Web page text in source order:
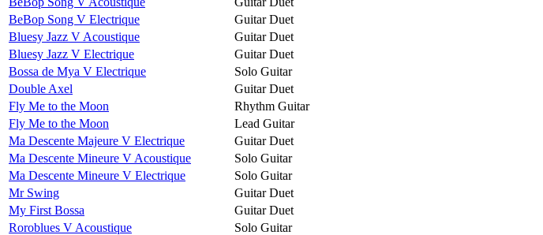
BeBop Song V Electrique
Guitar Duet
Bluesy Jazz V Acoustique
Guitar Duet
Bluesy Jazz V Electrique
Guitar Duet
Bossa de Mya V Electrique
Solo Guitar
Double Axel
Guitar Duet
Fly Me to the Moon
Rhythm Guitar
Fly Me to the Moon
Lead Guitar
Ma Descente Majeure V Electrique
Guitar Duet
Ma Descente Mineure V Acoustique
Solo Guitar
Ma Descente Mineure V Electrique
Solo Guitar
Mr Swing
Guitar Duet
My First Bossa
Guitar Duet
Roroblues V Acoustique
Solo Guitar